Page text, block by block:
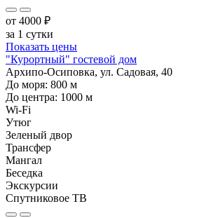
от 4000 ₽
за 1 сутки
Показать цены
"Курортный" гостевой дом
Архипо-Осиповка, ул. Садовая, 40
До моря: 800 м
До центра: 1000 м
Wi-Fi
Утюг
Зеленый двор
Трансфер
Мангал
Беседка
Экскурсии
Спутниковое ТВ